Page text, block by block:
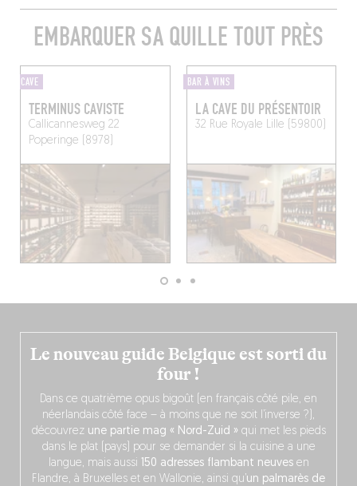
EMBARQUER SA QUILLE TOUT PRÈS
CAVE
TERMINUS CAVISTE
Callicannesweg 22
Poperinge (8978)
BAR À VINS
LA CAVE DU PRÉSENTOIR
32 Rue Royale Lille (59800)
Le nouveau guide Belgique est sorti du
four !
Dans ce quatrième opus bigoût (en français côté pile, en
néerlandais côté face – à moins que ne soit l’inverse ?),
découvrez une partie mag « Nord-Zuid » qui met les pieds
dans le plat (pays) pour se demander si la cuisine a une
langue, mais aussi 150 adresses flambant neuvesen
Flandre, à Bruxelles et en Wallonie, ainsi qu’ un palmarès de